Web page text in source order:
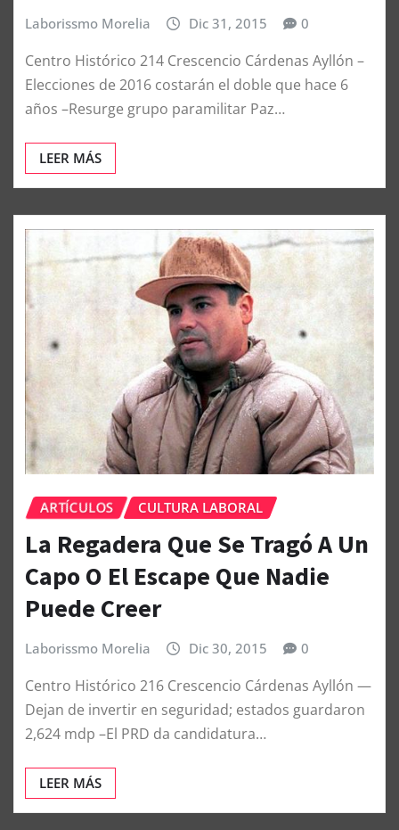
Laborissmo Morelia Dic 31, 2015 0
Centro Histórico 214 Crescencio Cárdenas Ayllón –
Elecciones de 2016 costarán el doble que hace 6
años –Resurge grupo paramilitar Paz…
LEER MÁS
ARTÍCULOS CULTURA LABORAL
La Regadera Que Se Tragó A Un
Capo O El Escape Que Nadie
Puede Creer
Laborissmo Morelia Dic 30, 2015 0
Centro Histórico 216 Crescencio Cárdenas Ayllón —
Dejan de invertir en seguridad; estados guardaron
2,624 mdp –El PRD da candidatura…
LEER MÁS